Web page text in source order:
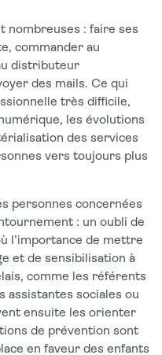
nombreuses : faire ses
commander au
distributeur
des mails. Ce qui
très difficile,
les évolutions
des services
vers toujours plus
personnes concernées
: un oubli de
l’importance de mettre
et de sensibilisation à
comme les référents
assistantes sociales ou
ensuite les orienter
de prévention sont
en faveur des enfants